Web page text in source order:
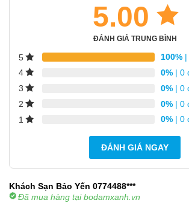
5.00
ĐÁNH GIÁ TRUNG BÌNH
5 100% |
4
0% | 0
3
0% | 0
2
0% | 0
1
0% | 0
ĐÁNH GIÁ NGAY
Khách Sạn Bảo Yến 0774488***
Đã mua hàng tại bodamxanh.vn